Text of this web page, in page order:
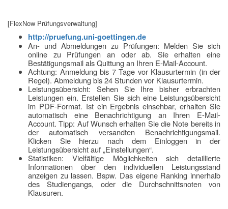
[FlexNow Prüfungsverwaltung]
http://pruefung.uni-goettingen.de
An- und Abmeldungen zu Prüfungen: Melden Sie sich
online zu Prüfungen an oder ab. Sie erhalten eine
Bestätigungsmail als Quittung an Ihren E-Mail-Account.
Achtung: Anmeldung bis 7 Tage vor Klausurtermin (in der
Regel). Abmeldung bis 24 Stunden vor Klausurtermin.
Leistungsübersicht: Sehen Sie Ihre bisher erbrachten
Leistungen ein. Erstellen Sie sich eine Leistungsübersicht
im PDF-Format. Ist ein Ergebnis einsehbar, erhalten Sie
automatisch eine Benachrichtigung an Ihren E-Mail-
Account. Tipp: Auf Wunsch erhalten Sie die Note bereits in
der automatisch versandten Benachrichtigungsmail.
Klicken Sie hierzu nach dem Einloggen in der
Leistungsübersicht auf „Einstellungen“.
Statistiken: Vielfältige Möglichkeiten sich detaillierte
Informationen über den individuellen Leistungsstand
anzeigen zu lassen. Bspw. Das eigene Ranking innerhalb
des Studiengangs, oder die Durchschnittsnoten von
Klausuren.